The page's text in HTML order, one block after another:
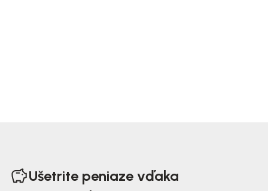
Ušetrite peniaze vďaka